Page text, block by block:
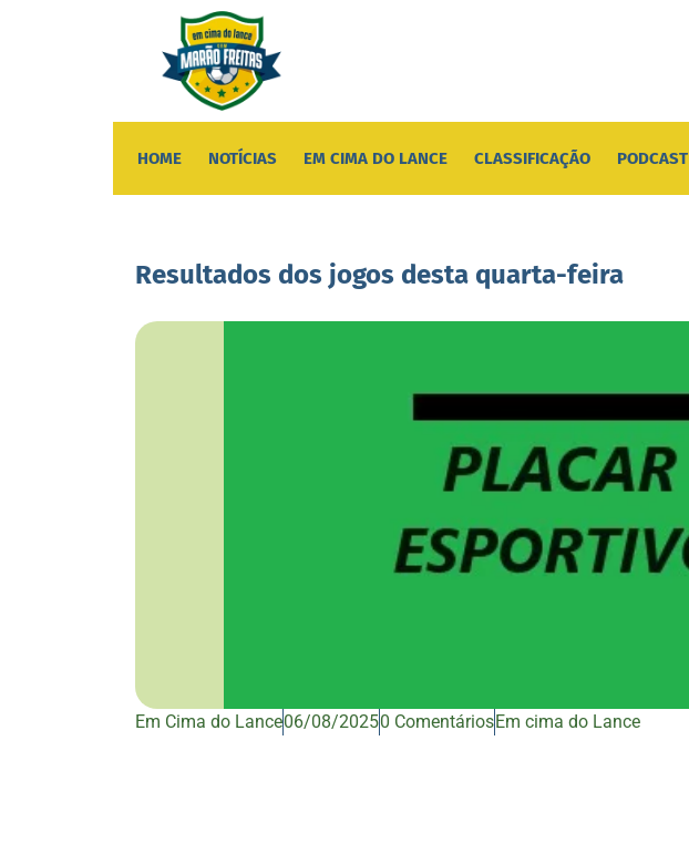
HOME NOTÍCIAS EM CIMA DO LANCE CLASSIFICAÇÃO PODCAST
Resultados dos jogos desta quarta-feira
Em Cima do Lance06/08/20250 ComentáriosEm cima do Lance